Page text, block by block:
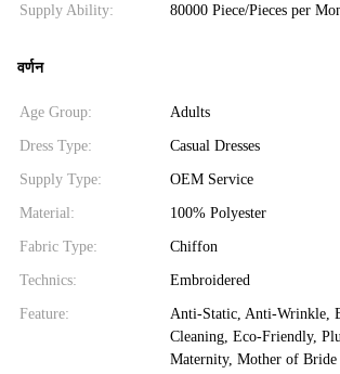
Supply Ability: 80000 Piece/Pieces per
वर्णन
Age Group: Adults
Dress Type: Casual Dresses
Supply Type: OEM Service
Material: 100% Polyester
Fabric Type: Chiffon
Technics: Embroidered
Feature:
Anti-Static, Anti-Wrinkle,
Cleaning, Eco-Friendly,
Maternity, Mother of Bride